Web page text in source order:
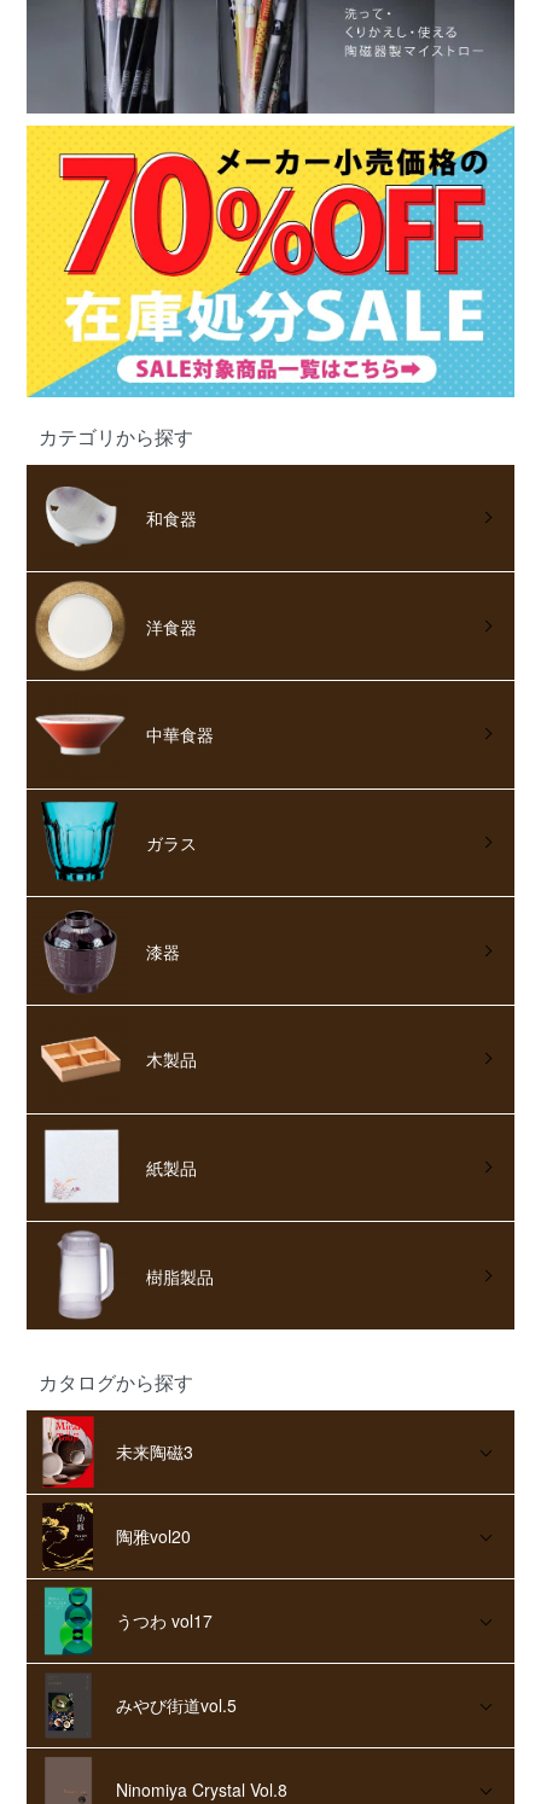
カテゴリから探す
和食器
洋食器
中華食器
ガラス
漆器
木製品
紙製品
樹脂製品
カタログから探す
未来陶磁3
陶雅vol20
うつわ vol17
みやび街道vol.5
Ninomiya Crystal Vol.8